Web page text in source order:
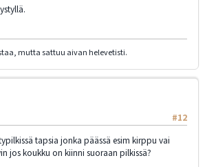
mutta sattuu aivan helevetisti.
#12
tapsia jonka päässä esim kirppu vai
jos koukku on kiinni suoraan pilkissä?